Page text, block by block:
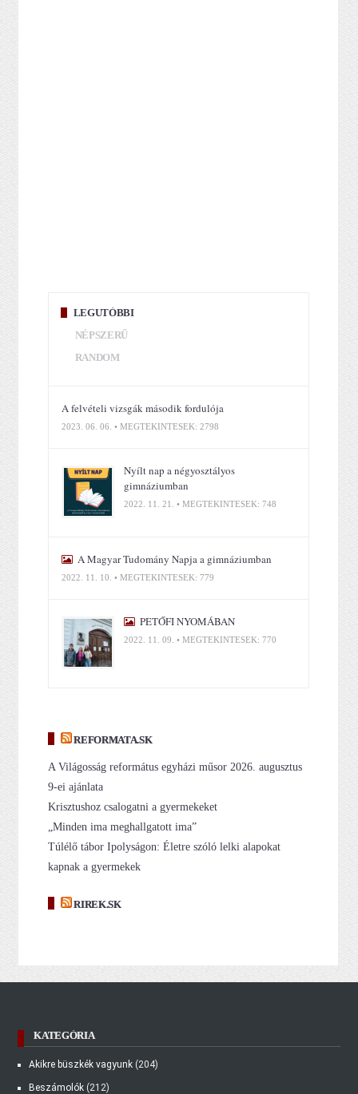
LEGUTÓBBI
NÉPSZERŰ
RANDOM
A felvételi vizsgák második fordulója
2023. 06. 06. • MEGTEKINTÉSEK: 2798
Nyílt nap a négyosztályos
gimnáziumban
2022. 11. 21. • MEGTEKINTÉSEK: 748
A Magyar Tudomány Napja a gimnáziumban
2022. 11. 10. • MEGTEKINTÉSEK: 779
PETŐFI NYOMÁBAN
2022. 11. 09. • MEGTEKINTÉSEK: 770
REFORMATA.SK
A Világosság református egyházi műsor 2026. augusztus
9-ei ajánlata
Krisztushoz csalogatni a gyermekeket
„Minden ima meghallgatott ima”
Túlélő tábor Ipolyságon: Életre szóló lelki alapokat
kapnak a gyermekek
RIREK.SK
KATEGÓRIA
Akikre büszkék vagyunk (204)
Beszámolók (212)